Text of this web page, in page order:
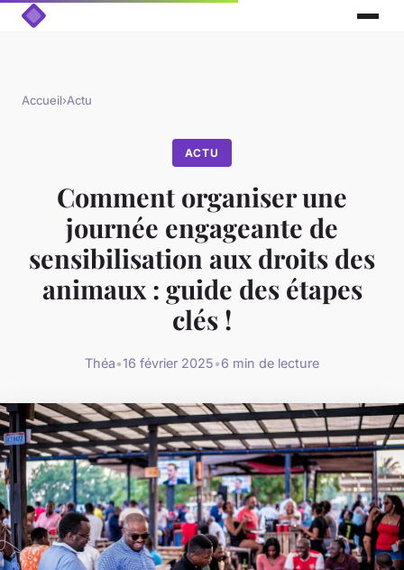
Accueil›Actu
ACTU
Comment organiser une
journée engageante de
sensibilisation aux droits des
animaux : guide des étapes
clés !
Théa•16 février 2025•6 min de lecture